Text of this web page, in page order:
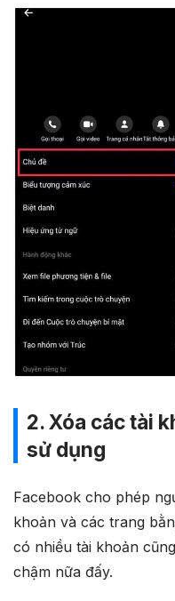
2. Xóa các tài
sử dụng
Facebook cho phép
khoản và các trang
có nhiều tài khoản
chậm nữa đấy.